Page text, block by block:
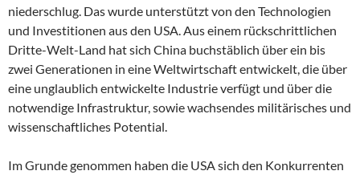
niederschlug. Das wurde unterstützt von den Technologien
und Investitionen aus den USA. Aus einem rückschrittlichen
Dritte-Welt-Land hat sich China buchstäblich über ein bis
zwei Generationen in eine Weltwirtschaft entwickelt, die über
eine unglaublich entwickelte Industrie verfügt und über die
notwendige Infrastruktur, sowie wachsendes militärisches und
wissenschaftliches Potential.
Im Grunde genommen haben die USA sich den Konkurrenten